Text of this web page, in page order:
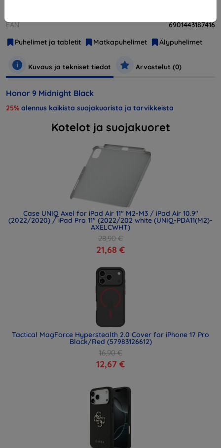
EAN
6901443187416
Puhelimet ja tabletit
Matkapuhelimet Älypuhelimet
Kuvaus ja tekniset tiedot Arvostelut (0)
Honor 9 Midnight Black
25% alennus kaikista suojakuorista ja tarvikkeista
Kotelot ja suojakuoret
Case UNIQ Axel for iPad Air 11" M2-M3 / iPad Air 10.9"
(2022/2020) / iPad Pro 11" (2022/202 white (UNIQ-PDA11(M2)-
AXELCWHT)
28,90 €
21,68 €
Tactical MagForce Hyperstealth 2.0 Cover for iPhone 17 Pro
Black/Red (57983126612)
16,90 €
12,67 €